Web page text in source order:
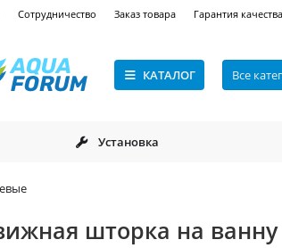
Сотрудничество Заказ товара Гарантия качества
КАТАЛОГ Все
Установка
шторка на ванну